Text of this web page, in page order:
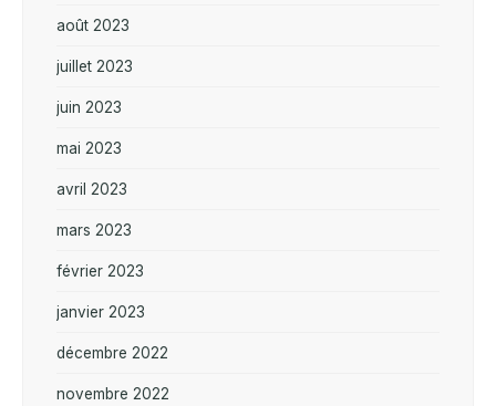
août 2023
juillet 2023
juin 2023
mai 2023
avril 2023
mars 2023
février 2023
janvier 2023
décembre 2022
novembre 2022